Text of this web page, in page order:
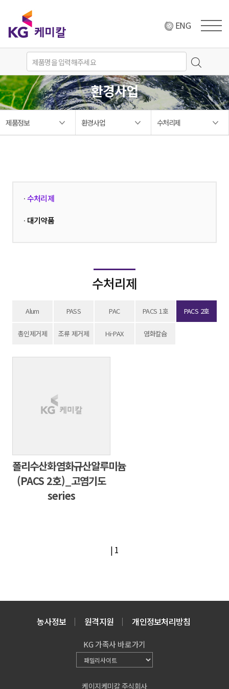
ENG
환경사업
제품정보 환경사업 수처리제
· 수처리제
· 대기약품
수처리제
Alum PASS PAC PACS 1호 PACS 2호
총인제거제 조류 제거제 Hi-PAX 염화칼슘
폴리수산화염화규산알루미늄
(PACS 2호)_고염기도
series
| 1
농사정보 원격지원 개인정보처리방침
케이지케미칼 주식회사
KG 가족사 바로가기